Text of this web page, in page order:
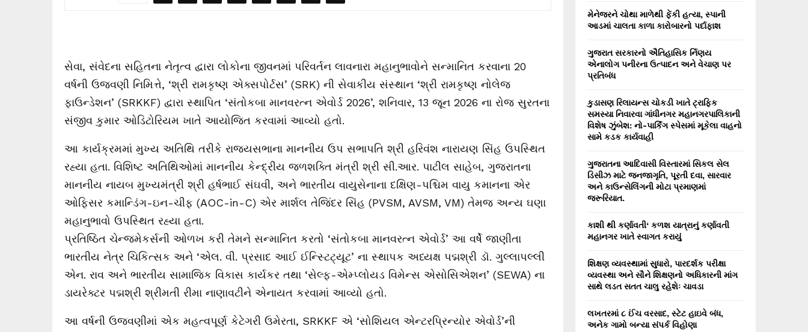
સેવા, સંવેદના સહિતના નેતૃત્વ દ્વારા લોકોના જીવનમાં પરિવર્તન લાવનારા મહાનુભાવોને સન્માનિત કરવાના 20
વર્ષની ઉજવણી નિમિત્તે, ‘શ્રી રામકૃષ્ણ એક્સપોર્ટસ’ (SRK) ની સેવાકીય સંસ્થાન ‘શ્રી રામકૃષ્ણ નોલેજ
ફાઉન્ડેશન’ (SRKKF) દ્વારા સ્થાપિત ‘સંતોકબા માનવરત્ન એવોર્ડ 2026’, શનિવાર, 13 જૂન 2026 ના રોજ સુરતના
સંજીવ કુમાર ઓડિટોરિયમ ખાતે આયોજિત કરવામાં આવ્યો હતો.
આ કાર્યક્રમમાં મુખ્ય અતિથિ તરીકે રાજ્યસભાના માનનીય ઉપ સભાપતિ શ્રી હરિવંશ નારાયણ સિંહ ઉપસ્થિત
રહ્યા હતા. વિશિષ્ટ અતિથિઓમાં માનનીય કેન્દ્રીય જળશક્તિ મંત્રી શ્રી સી.આર. પાટીલ સાહેબ, ગુજરાતના
માનનીય નાયબ મુખ્યમંત્રી શ્રી હર્ષભાઈ સંઘવી, અને ભારતીય વાયુસેનાના દક્ષિણ-પશ્ચિમ વાયુ કમાનના એર
ઓફિસર કમાન્ડિંગ-ઇન-ચીફ (AOC-in-C) એર માર્શલ તેજિંદર સિંહ (PVSM, AVSM, VM) તેમજ અન્ય ઘણા
મહાનુભાવો ઉપસ્થિત રહ્યા હતા.
પ્રતિષ્ઠિત ચેન્જમેકર્સની ઓળખ કરી તેમને સન્માનિત કરતો ‘સંતોકબા માનવરત્ન એવોર્ડ’ આ વર્ષે જાણીતા
ભારતીય નેત્ર ચિકિત્સક અને ‘એલ. વી. પ્રસાદ આઈ ઈન્સ્ટિટ્યૂટ’ ના સ્થાપક અધ્યક્ષ પદ્મશ્રી ડૉ. ગુલ્લાપલ્લી
એન. રાવ અને ભારતીય સામાજિક વિકાસ કાર્યકર તથા ‘સેલ્ફ-એમ્પ્લોયડ વિમેન્સ એસોસિએશન’ (SEWA) ના
ડાયરેક્ટર પદ્મશ્રી શ્રીમતી રીમા નાણાવટીને એનાયત કરવામાં આવ્યો હતો.
આ વર્ષની ઉજવણીમાં એક મહત્વપૂર્ણ કેટેગરી ઉમેરતા, SRKKF એ ‘સોશિયલ એન્ટરપ્રિન્યોર એવોર્ડ’ની
મેનેજરને ચોથા માળેથી ફેંકી હત્યા, સ્પાની
આડમાં ચાલતા કાળા કારોબારનો પર્દાફાશ
ગુજરાત સરકારનો ઐતિહાસિક ર્નિણય
એનાલોગ પનીરના ઉત્પાદન અને વેચાણ પર
પ્રતિબંધ
કુડાસણ રિલાયન્સ ચોકડી ખાતે ટ્રાફિક
સમસ્યા નિવારવા ગાંધીનગર મહાનગરપાલિકાની
વિશેષ ઝુંબેશ: નો-પાર્કિંગ સ્પેસમાં મૂકેલા વાહનો
સામે કડક કાર્યવાહી
ગુજરાતના આદિવાસી વિસ્તારમાં સિકલ સેલ
ડિસીઝ માટે જનજાગૃતિ, પૂરતી દવા, સારવાર
અને કાઉન્સેલિંગની મોટા પ્રમાણમાં
જરૂરિયાત.
કાશી થી કર્ણાવતી‘ કળશ યાત્રાનું કર્ણાવતી
મહાનગર ખાતે સ્વાગત કરાયું
શિક્ષણ વ્યવસ્થામાં સુધારો, પારદર્શક પરીક્ષા
વ્યવસ્થા અને સૌને શિક્ષણનો અધિકારની માંગ
સાથે લડત સતત ચાલુ રહેશેઃ ચાવડા
લખતરમાં ૮ ઈંચ વરસાદ, સ્ટેટ હાઇવે બંધ,
અનેક ગામો બન્યા સંપર્ક વિહોણા